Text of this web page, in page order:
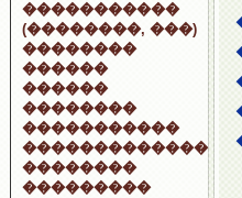
�����������
(��������, ���)
��������
������
������
��������
�����������
�������������
��������
���������